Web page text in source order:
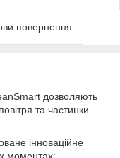
повернення
дозволяють
та частинки
інноваційне
моментах: